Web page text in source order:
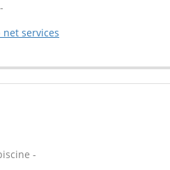
net services
-